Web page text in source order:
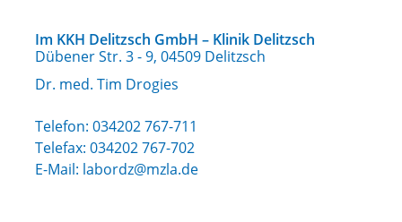
Im KKH Delitzsch GmbH – Klinik Delitzsch
Dübener Str. 3 - 9, 04509 Delitzsch
Dr. med. Tim Drogies
Telefon: 034202 767-711
Telefax: 034202 767-702
E-Mail: labordz@mzla.de